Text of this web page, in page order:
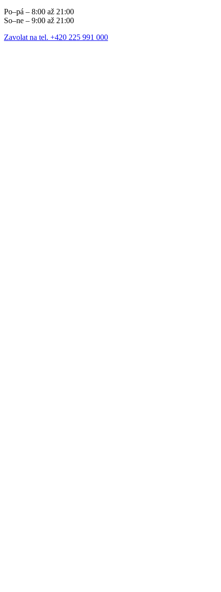
Po–pá – 8:00 až 21:00
So–ne – 9:00 až 21:00
Zavolat na tel. +420 225 991 000